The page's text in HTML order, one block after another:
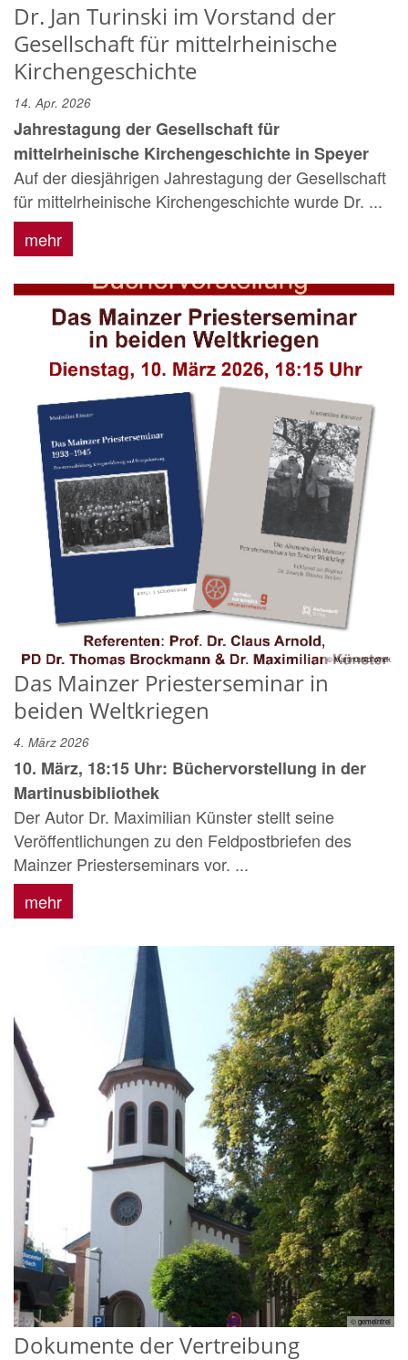
Dr. Jan Turinski im Vorstand der
Gesellschaft für mittelrheinische
Kirchengeschichte
14. Apr. 2026
Jahrestagung der Gesellschaft für
mittelrheinische Kirchengeschichte in Speyer
Auf der diesjährigen Jahrestagung der Gesellschaft
für mittelrheinische Kirchengeschichte wurde Dr. ...
mehr
© Martinusbibliothek
Das Mainzer Priesterseminar in
beiden Weltkriegen
4. März 2026
10. März, 18:15 Uhr: Büchervorstellung in der
Martinusbibliothek
Der Autor Dr. Maximilian Künster stellt seine
Veröffentlichungen zu den Feldpostbriefen des
Mainzer Priesterseminars vor. ...
mehr
© gemeinfrei
Dokumente der Vertreibung